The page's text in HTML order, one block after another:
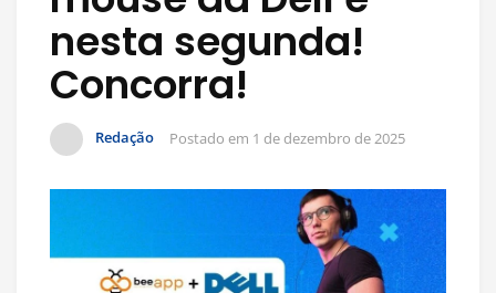
nesta segunda!
Concorra!
Redação Postado em 1 de dezembro de 2025